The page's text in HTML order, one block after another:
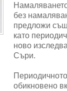
без
предложи
като
ново
Съри.
обикновено